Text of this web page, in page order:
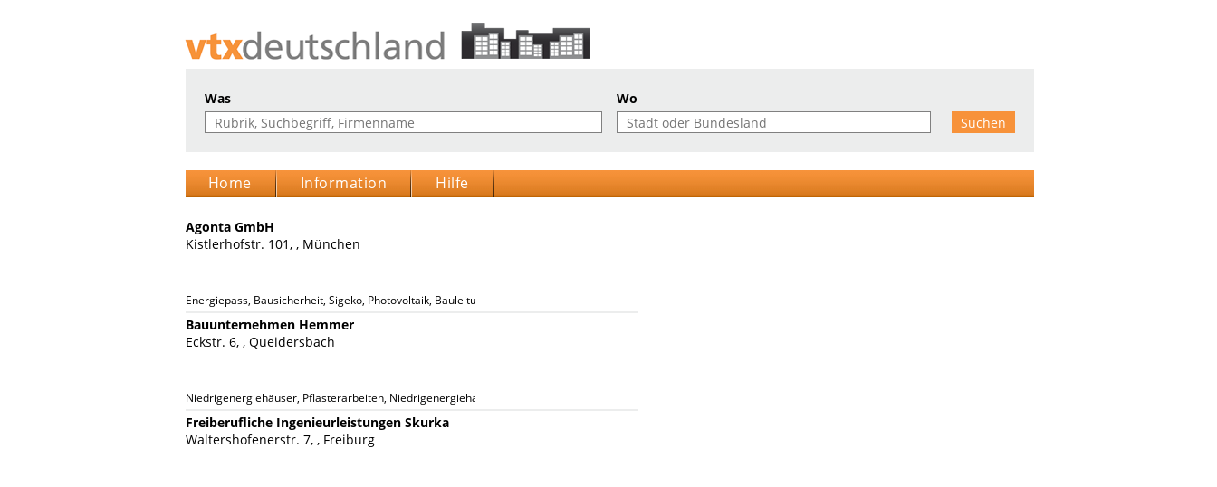
Was Wo
Home Information Hilfe
Agonta GmbH
Kistlerhofstr. 101, , München
Energiepass, Bausicherheit, Sigeko, Photovoltaik, Bauleitung
Bauunternehmen Hemmer
Eckstr. 6, , Queidersbach
Niedrigenergiehäuser, Pflasterarbeiten, Niedrigenergiehausplanung
Freiberufliche Ingenieurleistungen Skurka
Waltershofenerstr. 7, , Freiburg